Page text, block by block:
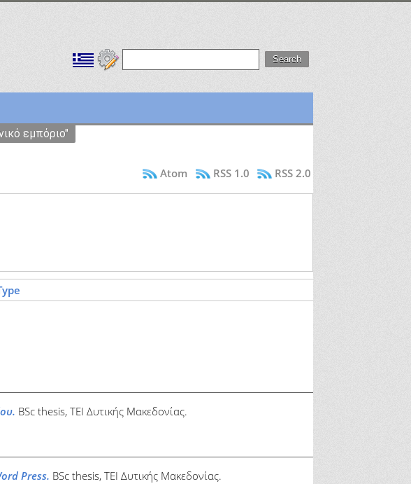
εμπόριο"
Atom RSS 1.0 RSS 2.0
BSc thesis, ΤΕΙ Δυτικής Μακεδονίας.
Press. BSc thesis, ΤΕΙ Δυτικής Μακεδονίας.